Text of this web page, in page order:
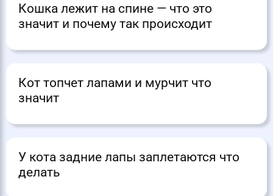
Кошка лежит на спине — что это
значит и почему так происходит
Кот топчет лапами и мурчит что
значит
У кота задние лапы заплетаются что
делать